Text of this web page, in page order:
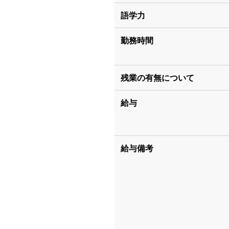
語学力
勤務時間
残業の有無について
給与
給与備考